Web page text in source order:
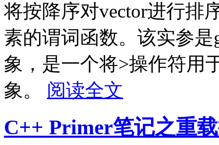
将按降序对vector进行排
素的谓词函数。该实参是
象，是一个将>操作符用
象。 阅读全文
C++ Primer笔记之重